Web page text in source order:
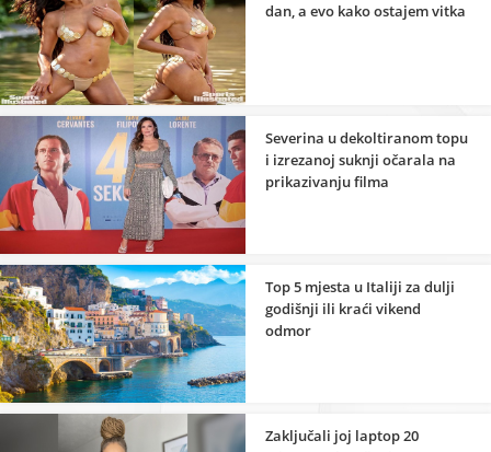
dan, a evo kako ostajem vitka
Severina u dekoltiranom topu
i izrezanoj suknji očarala na
prikazivanju filma
Top 5 mjesta u Italiji za dulji
godišnji ili kraći vikend
odmor
Zaključali joj laptop 20